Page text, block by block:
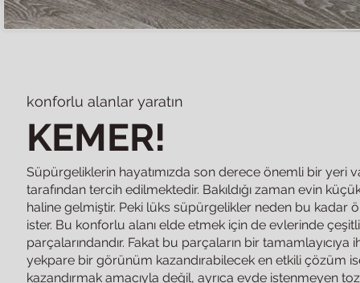
konforlu alanlar yaratın
KEMER!
Süpürgeliklerin hayatımızda son derece önemli bir yeri
tarafından tercih edilmektedir. Bakıldığı zaman evin
haline gelmiştir. Peki lüks süpürgelikler neden bu
ister. Bu konforlu alanı elde etmek için de evlerinde
parçalarındandır. Fakat bu parçaların bir tamamlayıcıya
yekpare bir görünüm kazandırabilecek en etkili çözüm
kazandırmak amacıyla değil, ayrıca evde istenmeyen